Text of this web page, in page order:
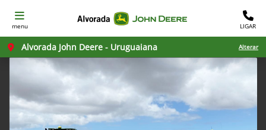
menu LIGAR
Alvorada John Deere - Uruguaiana Alterar